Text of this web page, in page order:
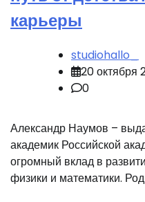
карьеры
studiohallo_
20 октября
0
Александр Наумов –
академик Российской
огромный вклад в
физики и математики.